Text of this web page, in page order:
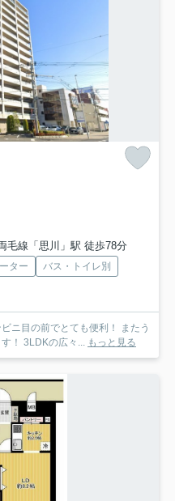
毛線「思川」駅 徒歩78分
ター
バス・トイレ別
ニ目の前でとても便利！ またう
！ 3LDKの広々... もっと見る